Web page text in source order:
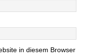
in diesem Browser